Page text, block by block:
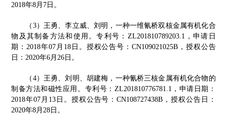
2018年8 月 7 日。
（ 3） 王勇 、李立威、刘明，一种一维氰桥双核金属有机化合
物及其制备方法和使用。专利号： ZL201810789203.1
，申请日
期： 2018年07 月 18日。授权公告号：CN109021025B ，授权公告
日： 2020年6 月 26 日。
（ 4） 王勇 、刘明、胡建梅，一种氰桥三核金属有机化合物的
制备方法和磁性应用。专利号： ZL201810776781.1 ，申请日期：
2018年07 月 13 日。授权公告号：CN108727438B ，授权公告日：
2020年8 月 28 日。